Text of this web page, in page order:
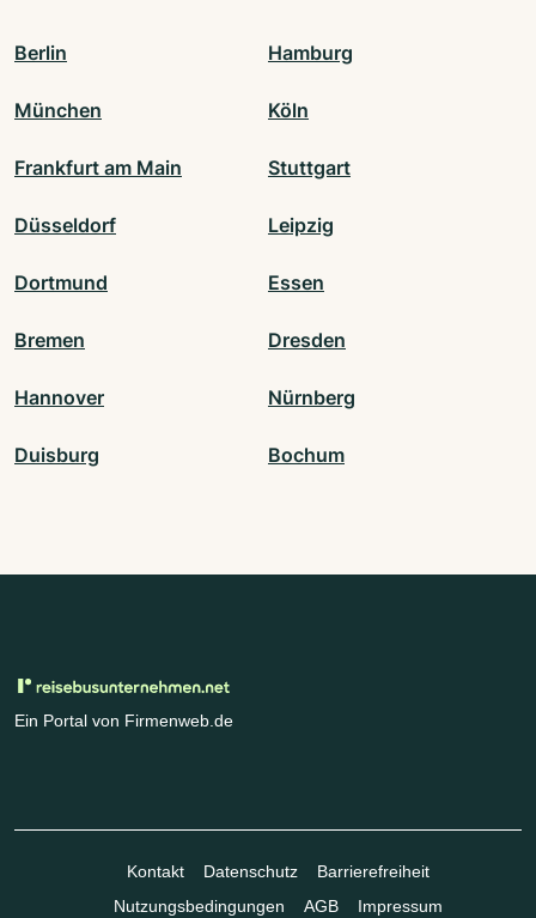
Berlin Hamburg
München Köln
Frankfurt am Main Stuttgart
Düsseldorf Leipzig
Dortmund Essen
Bremen Dresden
Hannover Nürnberg
Duisburg Bochum
Ein Portal von Firmenweb.de
Kontakt Datenschutz
Barrierefreiheit
Nutzungsbedingungen
AGB Impressum